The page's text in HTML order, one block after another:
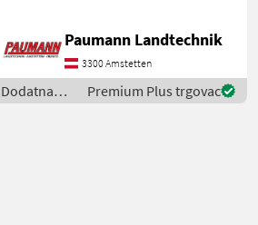
270/95R42 -
Radnabenausnehmung
Vorne - Lochkreis Vorne -
Spurweite ca. 2, 1m -
Paumann Landtechnik
3300 Amstetten
Dodatna
oprema za
Premium Plus trgovac